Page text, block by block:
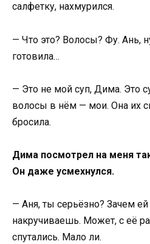
салфетку, нахмурился.
— Что это? Волосы? Фу. Ань,
готовила…
— Это не мой суп, Дима. Это
волосы в нём — мои. Она их
бросила.
Дима посмотрел на меня
Он даже усмехнулся.
— Аня, ты серьёзно? Зачем
накручиваешь. Может, с её
спутались. Мало ли.